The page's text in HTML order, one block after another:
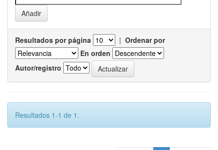
Resultados por página | Ordenar por
En orden
Autor/registro
Resultados 1-1 de 1.